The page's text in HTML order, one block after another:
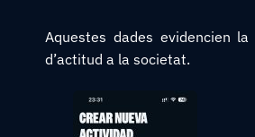
Aquestes dades evidencien
d’actitud a la societat.